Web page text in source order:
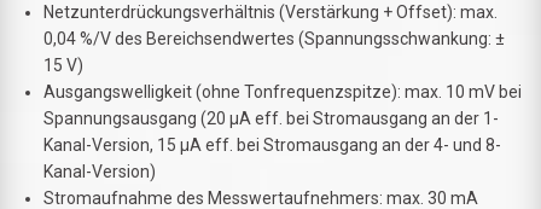
Netzunterdrückungsverhältnis (Verstärkung + Offset): max.
0,04 %/V des Bereichsendwertes (Spannungsschwankung: ±
15 V)
Ausgangswelligkeit (ohne Tonfrequenzspitze): max. 10 mV bei
Spannungsausgang (20 µA eff. bei Stromausgang an der 1-
Kanal-Version, 15 µA eff. bei Stromausgang an der 4- und 8-
Kanal-Version)
Stromaufnahme des Messwertaufnehmers: max. 30 mA